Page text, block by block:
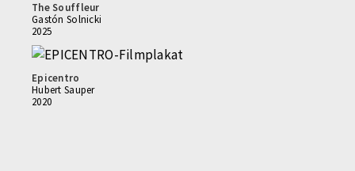
The Souffleur
Gastón Solnicki
2025
Epicentro
Hubert Sauper
2020